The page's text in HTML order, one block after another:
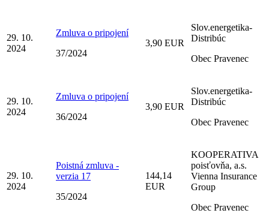
29. 10.
2024
Zmluva o pripojení
37/2024
3,90 EUR
Slov.energetika-
Distribúc
Obec Pravenec
29. 10.
2024
Zmluva o pripojení
36/2024
3,90 EUR
Slov.energetika-
Distribúc
Obec Pravenec
29. 10.
2024
Poistná zmluva -
verzia 17
35/2024
144,14
EUR
KOOPERATIVA
poisťovňa, a.s.
Vienna Insurance
Group
Obec Pravenec